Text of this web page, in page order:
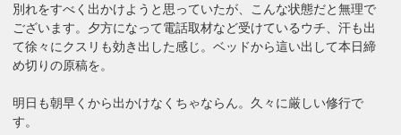
別れをすべく出かけようと思っていたが、こんな状態だと無理で
ございます。夕方になって電話取材など受けているウチ、汗も出
て徐々にクスリも効き出した感じ。ベッドから這い出して本日締
め切りの原稿を。
明日も朝早くから出かけなくちゃならん。久々に厳しい修行で
す。